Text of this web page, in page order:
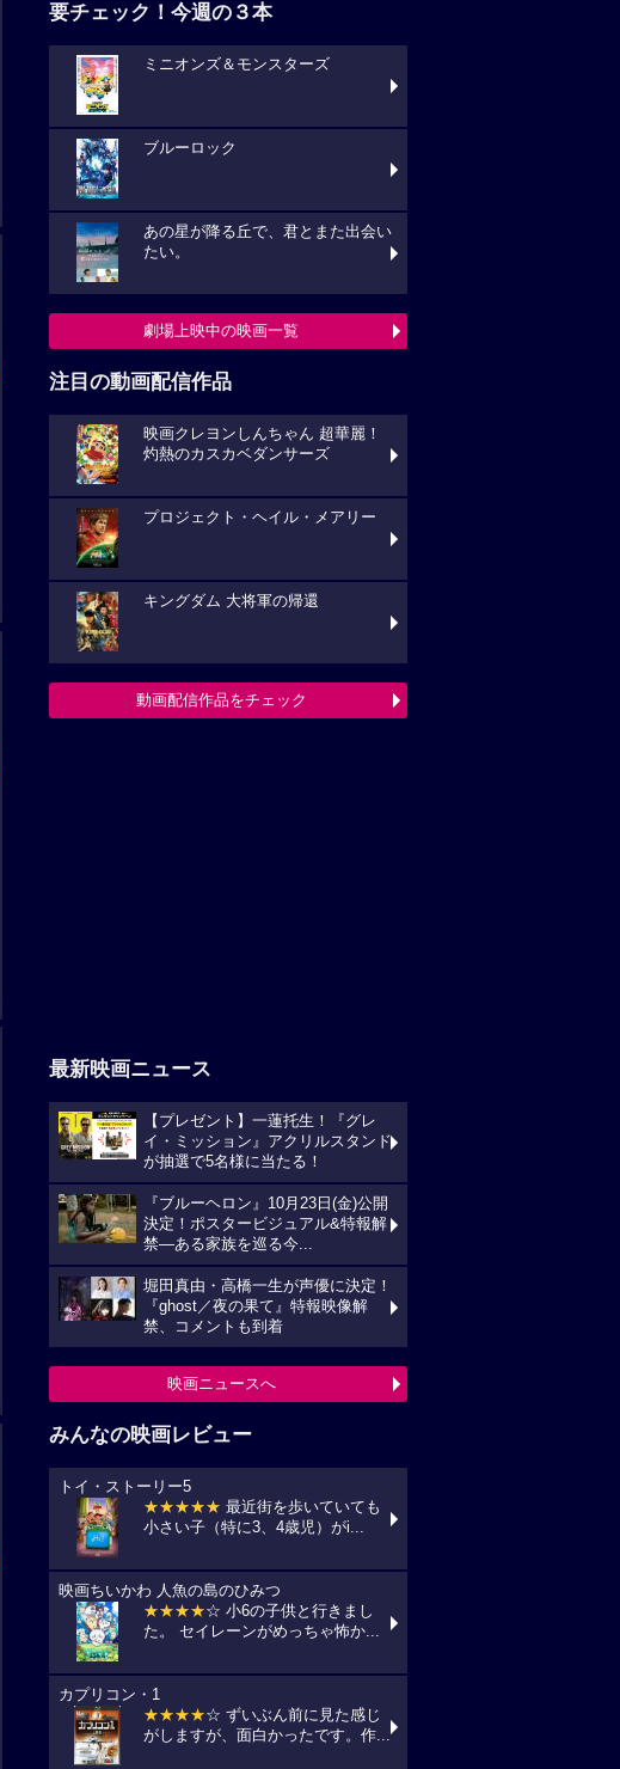
要チェック！今週の３本
ミニオンズ＆モンスターズ
ブルーロック
あの星が降る丘で、君とまた出会い
たい。
劇場上映中の映画一覧
注目の動画配信作品
映画クレヨンしんちゃん 超華麗！
灼熱のカスカベダンサーズ
プロジェクト・ヘイル・メアリー
キングダム 大将軍の帰還
動画配信作品をチェック
最新映画ニュース
【プレゼント】一蓮托生！『グレ
イ・ミッション』アクリルスタンド
が抽選で5名様に当たる！
『ブルーヘロン』10月23日(金)公開
決定！ポスタービジュアル&特報解
禁―ある家族を巡る今...
堀田真由・高橋一生が声優に決定！
『ghost／夜の果て』特報映像解
禁、コメントも到着
映画ニュースへ
みんなの映画レビュー
トイ・ストーリー5
★★★★★ 最近街を歩いていても
小さい子（特に3、4歳児）がi...
映画ちいかわ 人魚の島のひみつ
★★★★☆ 小6の子供と行きまし
た。 セイレーンがめっちゃ怖か...
カプリコン・1
★★★★☆ ずいぶん前に見た感じ
がしますが、面白かったです。作...